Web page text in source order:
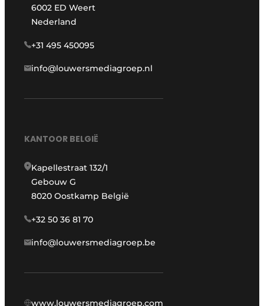
6002 ED Weert
Nederland
+31 495 450095
info@louwersmediagroep.nl
KANTOOR BELGIË
Kapellestraat 132/1
Gebouw G
8020 Oostkamp België
+32 50 36 81 70
info@louwersmediagroep.be
www.louwersmediagroep.com